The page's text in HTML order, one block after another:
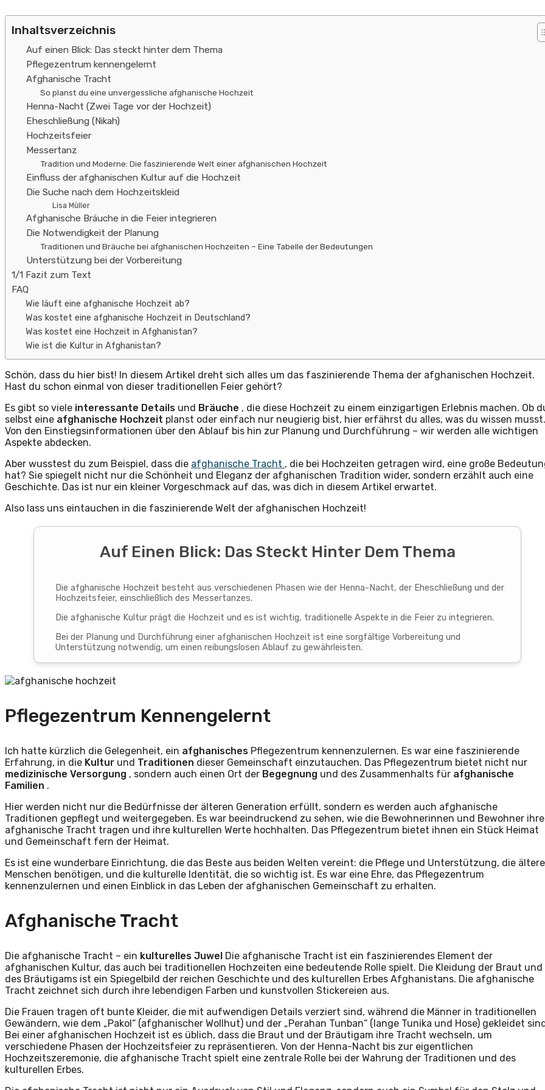
Inhaltsverzeichnis
Auf einen Blick: Das steckt hinter dem Thema
Pflegezentrum kennengelernt
Afghanische Tracht
So planst du eine unvergessliche afghanische Hochzeit
Henna-Nacht (Zwei Tage vor der Hochzeit)
Eheschließung (Nikah)
Hochzeitsfeier
Messertanz
Tradition und Moderne: Die faszinierende Welt einer afghanischen Hochzeit
Einfluss der afghanischen Kultur auf die Hochzeit
Die Suche nach dem Hochzeitskleid
Lisa Müller
Afghanische Bräuche in die Feier integrieren
Die Notwendigkeit der Planung
Traditionen und Bräuche bei afghanischen Hochzeiten – Eine Tabelle der Bedeutungen
Unterstützung bei der Vorbereitung
1/1 Fazit zum Text
FAQ
Wie läuft eine afghanische Hochzeit ab?
Was kostet eine afghanische Hochzeit in Deutschland?
Was kostet eine Hochzeit in Afghanistan?
Wie ist die Kultur in Afghanistan?
Schön, dass du hier bist! In diesem Artikel dreht sich alles um das faszinierende Thema der afghanischen Hochzeit.
Hast du schon einmal von dieser traditionellen Feier gehört?
Es gibt so viele interessante Details und Bräuche , die diese Hochzeit zu einem einzigartigen Erlebnis machen. Ob
selbst eine afghanische Hochzeit planst oder einfach nur neugierig bist, hier erfährst du alles, was du wissen musst.
Von den Einstiegsinformationen über den Ablauf bis hin zur Planung und Durchführung – wir werden alle wichtigen
Aspekte abdecken.
Aber wusstest du zum Beispiel, dass die afghanische Tracht , die bei Hochzeiten getragen wird, eine große
hat? Sie spiegelt nicht nur die Schönheit und Eleganz der afghanischen Tradition wider, sondern erzählt auch eine
Geschichte. Das ist nur ein kleiner Vorgeschmack auf das, was dich in diesem Artikel erwartet.
Also lass uns eintauchen in die faszinierende Welt der afghanischen Hochzeit!
Auf Einen Blick: Das Steckt Hinter Dem Thema
Die afghanische Hochzeit besteht aus verschiedenen Phasen wie der Henna-Nacht, der Eheschließung und der
Hochzeitsfeier, einschließlich des Messertanzes.
Die afghanische Kultur prägt die Hochzeit und es ist wichtig, traditionelle Aspekte in die Feier zu integrieren.
Bei der Planung und Durchführung einer afghanischen Hochzeit ist eine sorgfältige Vorbereitung und
Unterstützung notwendig, um einen reibungslosen Ablauf zu gewährleisten.
Pflegezentrum Kennengelernt
Ich hatte kürzlich die Gelegenheit, ein afghanisches Pflegezentrum kennenzulernen. Es war eine faszinierende
Erfahrung, in die Kultur und Traditionen dieser Gemeinschaft einzutauchen. Das Pflegezentrum bietet nicht nur
medizinische Versorgung , sondern auch einen Ort der Begegnung und des Zusammenhalts für afghanische
Familien .
Hier werden nicht nur die Bedürfnisse der älteren Generation erfüllt, sondern es werden auch afghanische
Traditionen gepflegt und weitergegeben. Es war beeindruckend zu sehen, wie die Bewohnerinnen und Bewohner ihre
afghanische Tracht tragen und ihre kulturellen Werte hochhalten. Das Pflegezentrum bietet ihnen ein Stück Heimat
und Gemeinschaft fern der Heimat.
Es ist eine wunderbare Einrichtung, die das Beste aus beiden Welten vereint: die Pflege und Unterstützung, die ältere
Menschen benötigen, und die kulturelle Identität, die so wichtig ist. Es war eine Ehre, das Pflegezentrum
kennenzulernen und einen Einblick in das Leben der afghanischen Gemeinschaft zu erhalten.
Afghanische Tracht
Die afghanische Tracht – ein kulturelles Juwel Die afghanische Tracht ist ein faszinierendes Element der
afghanischen Kultur, das auch bei traditionellen Hochzeiten eine bedeutende Rolle spielt. Die Kleidung der Braut und
des Bräutigams ist ein Spiegelbild der reichen Geschichte und des kulturellen Erbes Afghanistans. Die afghanische
Tracht zeichnet sich durch ihre lebendigen Farben und kunstvollen Stickereien aus.
Die Frauen tragen oft bunte Kleider, die mit aufwendigen Details verziert sind, während die Männer in traditionellen
Gewändern, wie dem „Pakol“ (afghanischer Wollhut) und der „Perahan Tunban“ (lange Tunika und Hose) gekleidet
Bei einer afghanischen Hochzeit ist es üblich, dass die Braut und der Bräutigam ihre Tracht wechseln, um
verschiedene Phasen der Hochzeitsfeier zu repräsentieren. Von der Henna-Nacht bis zur eigentlichen
Hochzeitszeremonie, die afghanische Tracht spielt eine zentrale Rolle bei der Wahrung der Traditionen und des
kulturellen Erbes.